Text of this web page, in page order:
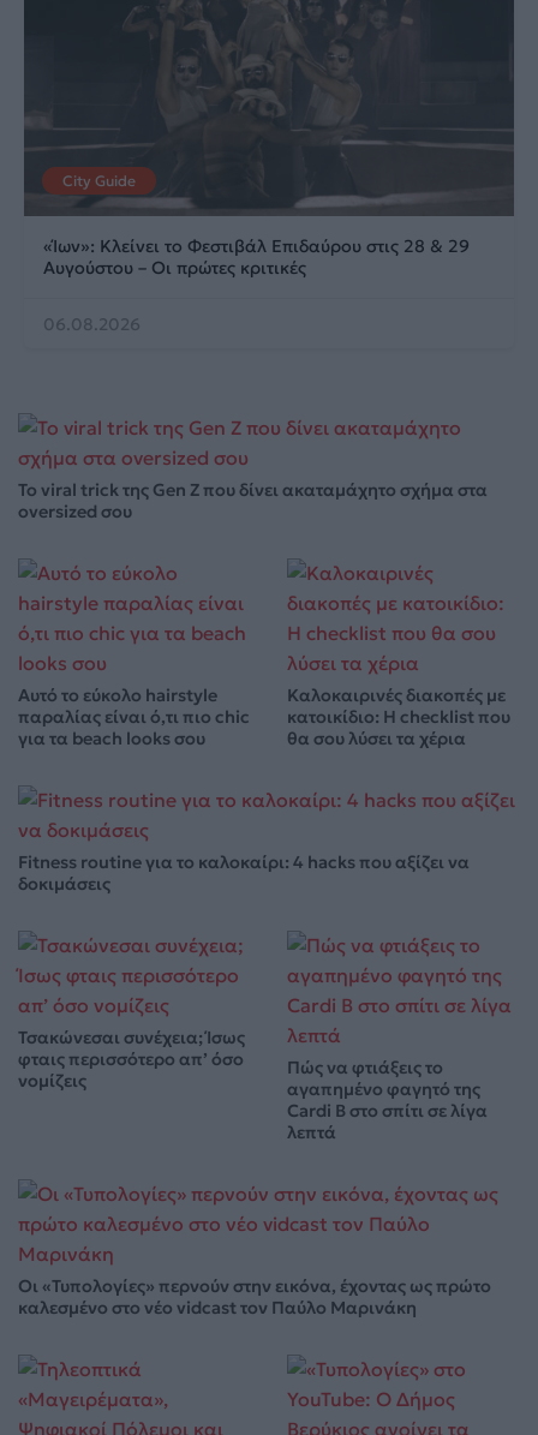
City Guide
«Ίων»: Κλείνει το Φεστιβάλ Επιδαύρου στις 28 & 29
Αυγούστου – Οι πρώτες κριτικές
06.08.2026
Το viral trick της Gen Z που δίνει ακαταμάχητο σχήμα στα
oversized σου
Αυτό το εύκολο hairstyle
παραλίας είναι ό,τι πιο chic
για τα beach looks σου
Καλοκαιρινές διακοπές με
κατοικίδιο: Η checklist που
θα σου λύσει τα χέρια
Fitness routine για το καλοκαίρι: 4 hacks που αξίζει να
δοκιμάσεις
Τσακώνεσαι συνέχεια; Ίσως
φταις περισσότερο απ’ όσο
νομίζεις
Πώς να φτιάξεις το
αγαπημένο φαγητό της
Cardi B στο σπίτι σε λίγα
λεπτά
Οι «Τυπολογίες» περνούν στην εικόνα, έχοντας ως πρώτο
καλεσμένο στο νέο vidcast τον Παύλο Μαρινάκη